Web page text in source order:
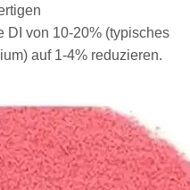
DI von 10-20% (typisches
auf 1-4% reduzieren.